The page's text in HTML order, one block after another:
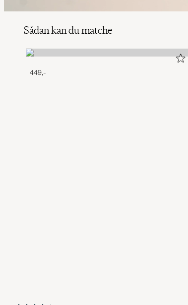
Sådan kan du matche
449,-